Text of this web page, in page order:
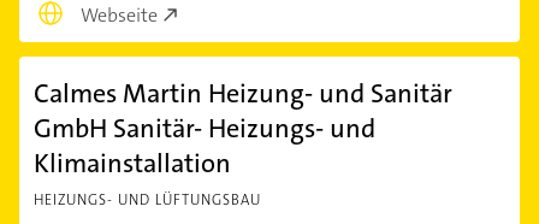
Webseite
Calmes Martin Heizung- und Sanitär
GmbH Sanitär- Heizungs- und
Klimainstallation
HEIZUNGS- UND LÜFTUNGSBAU